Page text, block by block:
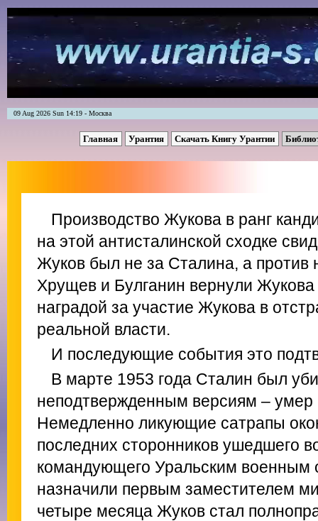
09 Aug 2026 Sun 14:19 - Москва
Главная Урантия Скачать Книгу Урантии
Производство Жукова в ранг
на этой антисталинской сходке
Жуков был не за Сталина, а против
Хрущев и Булганин вернули Жукова
наградой за участие Жукова в
реальной власти.
И последующие события это
В марте 1953 года Сталин был
неподтвержденным версиям – умер
Немедленно ликующие сатрапы
последних сторонников ушедшего
командующего Уральским военным
назначили первым заместителем
четыре месяца Жуков стал